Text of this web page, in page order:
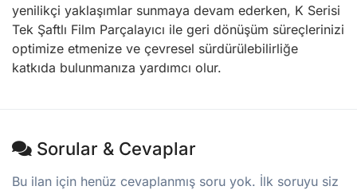
yenilikçi yaklaşımlar sunmaya devam ederken, K Serisi
Tek Şaftlı Film Parçalayıcı ile geri dönüşüm süreçlerinizi
optimize etmenize ve çevresel sürdürülebilirliğe
katkıda bulunmanıza yardımcı olur.
Sorular & Cevaplar
Bu ilan için henüz cevaplanmış soru yok. İlk soruyu siz